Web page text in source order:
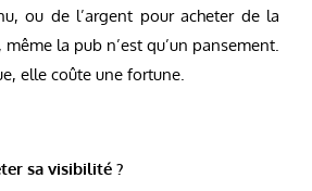
ou de l’argent pour acheter de la
la pub n’est qu’un pansement.
elle coûte une fortune.
sa visibilité ?